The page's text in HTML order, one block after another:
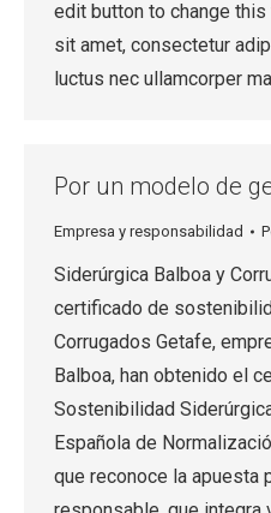
edit button to change
sit amet, consectetur
luctus nec ullamcorper
Por un modelo de
Empresa y responsabilidad
Siderúrgica Balboa y
certificado de
Corrugados Getafe,
Balboa, han obtenido el
Sostenibilidad
Española de
que reconoce la apuesta